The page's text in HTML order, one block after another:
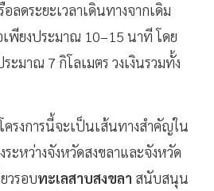
ลดระยะเวลาเดินทางจากเดิม
พียงประมาณ 10–15 นาที โดย
ะมาณ 7 กิโลเมตร วงเงินรวมทั้ง
ครงการนี้จะเป็นเส้นทางสำคัญใน
ระหว่างจังหวัดสงขลาและจังหวัด
วรอบทะเลสาบสงขลา สนับสนุน